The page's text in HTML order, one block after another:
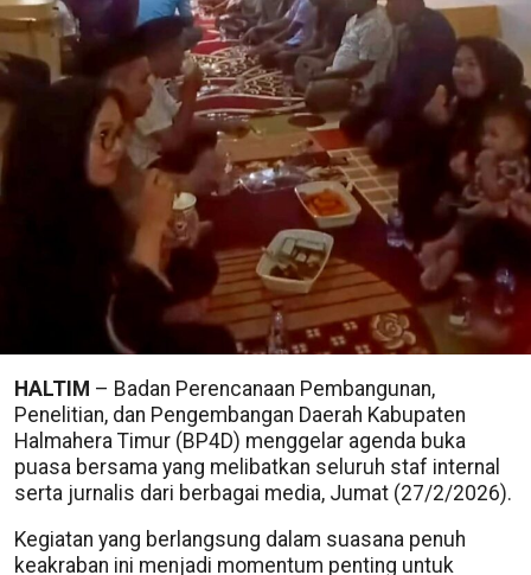
HALTIM – Badan Perencanaan Pembangunan,
Penelitian, dan Pengembangan Daerah Kabupaten
Halmahera Timur (BP4D) menggelar agenda buka
puasa bersama yang melibatkan seluruh staf internal
serta jurnalis dari berbagai media, Jumat (27/2/2026).
Kegiatan yang berlangsung dalam suasana penuh
keakraban ini menjadi momentum penting untuk